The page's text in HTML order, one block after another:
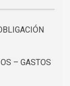
– GASTOS